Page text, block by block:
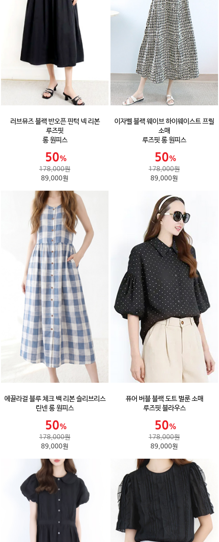
러브뮤즈 블랙 반오픈 핀턱 넥 리본
루즈핏
롱 원피스
178,000원
89,000원
이자벨 블랙 웨이브 하이웨이스트 프릴
소매
루즈핏 롱 원피스
178,000원
89,000원
에끌라걸 블루 체크 백 리본 슬리브리스
린넨 롱 원피스
178,000원
89,000원
퓨어 버블 블랙 도트 벌룬 소매
루즈핏 블라우스
178,000원
89,000원